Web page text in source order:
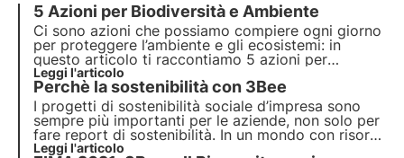
5 Azioni per Biodiversità e Ambiente
Ci sono azioni che possiamo compiere ogni giorno
per proteggere l’ambiente e gli ecosistemi: in
questo articolo ti raccontiamo 5 azioni per
preservare la biodiversità
contribuire quotidianamente!
Leggi l'articolo
Perchè la sostenibilità con 3Bee
I progetti di sostenibilità sociale d’impresa sono
sempre più importanti per le aziende, non solo per
fare report di sostenibilità. In un mondo con risorse
limitate e forti disuguaglianze, sono sempre più gli
Leggi l'articolo